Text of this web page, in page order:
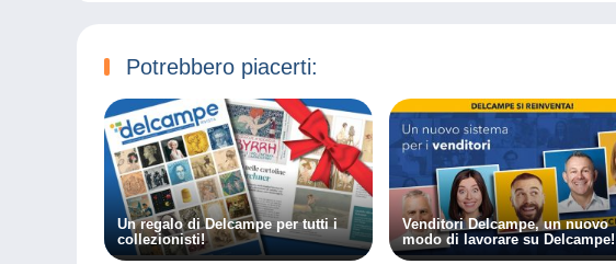
Potrebbero piacerti:
Un regalo di Delcampe per tutti i
collezionisti!
Venditori Delcampe, un nuovo
modo di lavorare su Delcampe!